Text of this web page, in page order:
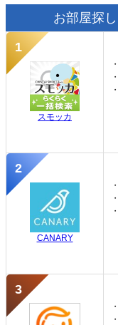
お部屋探
スモッカ
CANARY